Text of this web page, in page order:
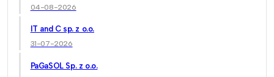
04-08-2026
IT and C sp. z o.o.
31-07-2026
PaGaSOL Sp. z o.o.